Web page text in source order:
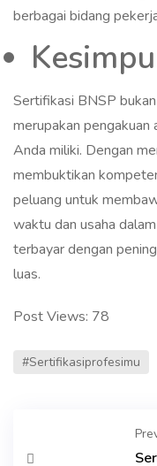
berbagai bidang
Sertifikasi BNSP
merupakan pengakuan
Anda miliki. Dengan
membuktikan
peluang untuk
waktu dan usaha
terbayar dengan
luas.
Post Views: 78
#sertifikasiprofesimu